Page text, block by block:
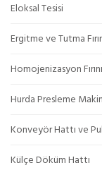
Eloksal Tesisi
Ergitme ve Tutma
Homojenizasyon Fırını
Hurda Presleme
Konveyör Hattı ve
Külçe Döküm Hattı